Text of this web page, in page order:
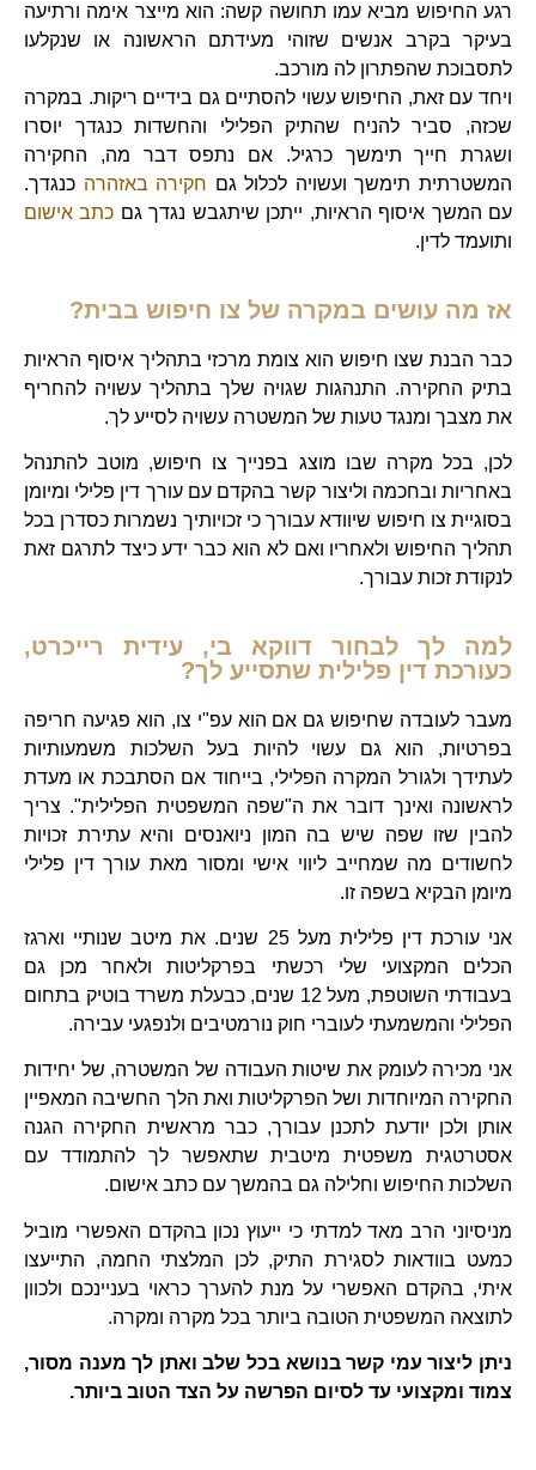
רגע החיפוש מביא עמו תחושה קשה: הוא מייצר אימה ורתיעה
בעיקר בקרב אנשים שזוהי מעידתם הראשונה או שנקלעו
לתסבוכת שהפתרון לה מורכב.
ויחד עם זאת, החיפוש עשוי להסתיים גם בידיים ריקות. במקרה
שכזה, סביר להניח שהתיק הפלילי והחשדות כנגדך יוסרו
ושגרת חייך תימשך כרגיל. אם נתפס דבר מה, החקירה
המשטרתית תימשך ועשויה לכלול גם חקירה באזהרה כנגדך.
עם המשך איסוף הראיות, ייתכן שיתגבש נגדך גם כתב אישום
ותועמד לדין.
אז מה עושים במקרה של צו חיפוש בבית?
כבר הבנת שצו חיפוש הוא צומת מרכזי בתהליך איסוף הראיות
בתיק החקירה. התנהגות שגויה שלך בתהליך עשויה להחריף
את מצבך ומנגד טעות של המשטרה עשויה לסייע לך.
לכן, בכל מקרה שבו מוצג בפנייך צו חיפוש, מוטב להתנהל
באחריות ובחכמה וליצור קשר בהקדם עם עורך דין פלילי ומיומן
בסוגיית צו חיפוש שיוודא עבורך כי זכויותיך נשמרות כסדרן בכל
תהליך החיפוש ולאחריו ואם לא הוא כבר ידע כיצד לתרגם זאת
לנקודת זכות עבורך.
למה לך לבחור דווקא בי, עידית רייכרט,
כעורכת דין פלילית שתסייע לך?
מעבר לעובדה שחיפוש גם אם הוא עפ"י צו, הוא פגיעה חריפה
בפרטיות, הוא גם עשוי להיות בעל השלכות משמעותיות
לעתידך ולגורל המקרה הפלילי, בייחוד אם הסתבכת או מעדת
לראשונה ואינך דובר את ה"שפה המשפטית הפלילית". צריך
להבין שזו שפה שיש בה המון ניואנסים והיא עתירת זכויות
לחשודים מה שמחייב ליווי אישי ומסור מאת עורך דין פלילי
מיומן הבקיא בשפה זו.
אני עורכת דין פלילית מעל 25 שנים. את מיטב שנותיי וארגז
הכלים המקצועי שלי רכשתי בפרקליטות ולאחר מכן גם
בעבודתי השוטפת, מעל 12 שנים, כבעלת משרד בוטיק בתחום
הפלילי והמשמעתי לעוברי חוק נורמטיבים ולנפגעי עבירה.
אני מכירה לעומק את שיטות העבודה של המשטרה, של יחידות
החקירה המיוחדות ושל הפרקליטות ואת הלך החשיבה המאפיין
אותן ולכן יודעת לתכנן עבורך, כבר מראשית החקירה הגנה
אסטרטגית משפטית מיטבית שתאפשר לך להתמודד עם
השלכות החיפוש וחלילה גם בהמשך עם כתב אישום.
מניסיוני הרב מאד למדתי כי ייעוץ נכון בהקדם האפשרי מוביל
כמעט בוודאות לסגירת התיק, לכן המלצתי החמה, התייעצו
איתי, בהקדם האפשרי על מנת להערך כראוי בעניינכם ולכוון
לתוצאה המשפטית הטובה ביותר בכל מקרה ומקרה.
ניתן ליצור עמי קשר בנושא בכל שלב ואתן לך מענה מסור,
צמוד ומקצועי עד לסיום הפרשה על הצד הטוב ביותר.